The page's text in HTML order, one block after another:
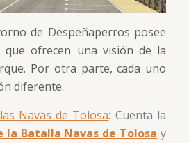
de Despeñaperros posee
que ofrecen una visión de la
Por otra parte, cada uno
diferente.
Navas de Tolosa: Cuenta la
la Batalla Navas de Tolosa y